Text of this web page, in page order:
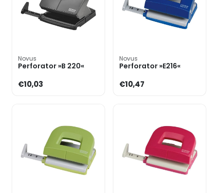
Novus
Perforator »B 220«
€10,03
Novus
Perforator »E216«
€10,47